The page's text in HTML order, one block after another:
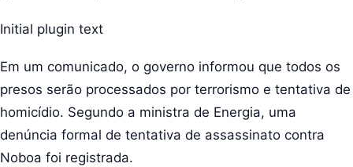
Initial plugin text
Em um comunicado, o governo informou que todos os
presos serão processados ​​por terrorismo e tentativa de
homicídio. Segundo a ministra de Energia, uma
denúncia formal de tentativa de assassinato contra
Noboa foi registrada.